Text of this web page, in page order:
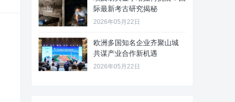
际最新考古研究揭秘
2026年05月22日
欧洲多国知名企业齐聚山城
共谋产业合作新机遇
2026年05月22日